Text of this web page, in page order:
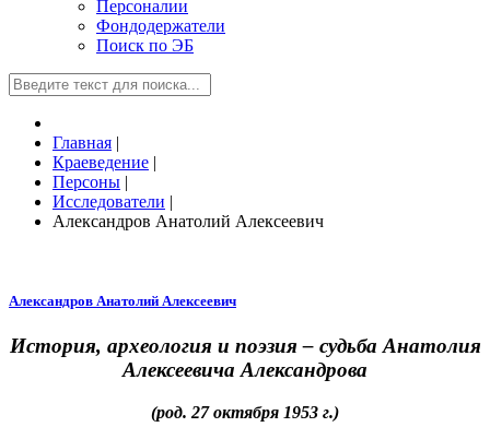
Персоналии
Фондодержатели
Поиск по ЭБ
Главная |
Краеведение |
Персоны |
Исследователи |
Александров Анатолий Алексеевич
Александров Анатолий Алексеевич
История, археология и поэзия – судьба Анатолия
Алексеевича Александрова
(род. 27 октября 1953 г.)